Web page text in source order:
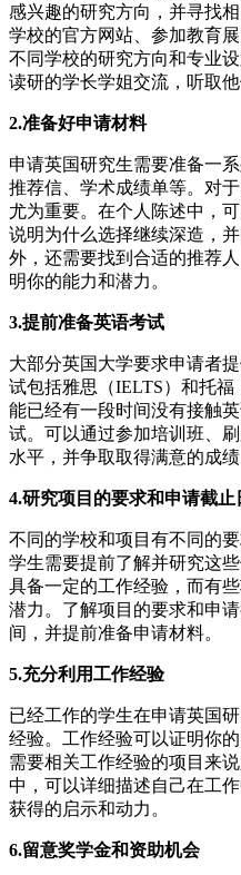
感兴趣的研究方向，并寻找
学校的官方网站、参加教育
不同学校的研究方向和专业
读研的学长学姐交流，听取他
2.准备好申请材料
申请英国研究生需要准备一
推荐信、学术成绩单等。对
尤为重要。在个人陈述中，
说明为什么选择继续深造，
外，还需要找到合适的推荐
明你的能力和潜力。
3.提前准备英语考试
大部分英国大学要求申请者
试包括雅思（IELTS）和托
能已经有一段时间没有接触
试。可以通过参加培训班、
水平，并争取取得满意的成绩
4.研究项目的要求和申请截止
不同的学校和项目有不同的
学生需要提前了解并研究这
具备一定的工作经验，而有
潜力。了解项目的要求和申
间，并提前准备申请材料。
5.充分利用工作经验
已经工作的学生在申请英国
经验。工作经验可以证明你
需要相关工作经验的项目来
中，可以详细描述自己在工
获得的启示和动力。
6.留意奖学金和资助机会